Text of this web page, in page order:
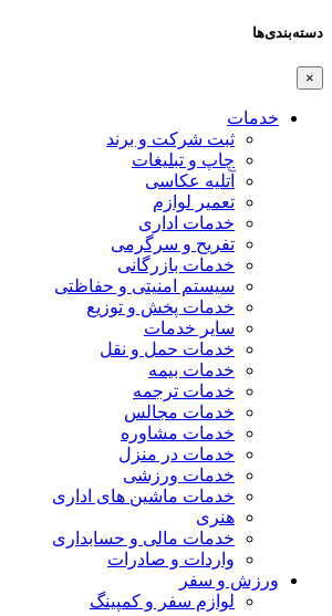
دسته‌بندی‌ها
×
خدمات
ثبت شرکت و برند
چاپ و تبلیغات
آتلیه عکاسی
تعمیر لوازم
خدمات اداری
تفریح و سرگرمی
خدمات بازرگانی
سیستم امنیتی و حفاظتی
خدمات پخش و توزیع
سایر خدمات
خدمات حمل و نقل
خدمات بیمه
خدمات ترجمه
خدمات مجالس
خدمات مشاوره
خدمات در منزل
خدمات ورزشی
خدمات ماشین های اداری
هنری
خدمات مالی و حسابداری
واردات و صادرات
ورزش و سفر
لوازم سفر و کمپینگ